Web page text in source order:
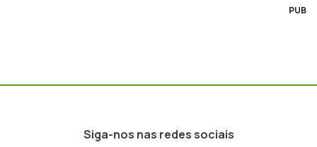
PUB
Siga-nos nas redes sociais